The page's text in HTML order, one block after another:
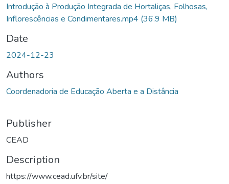
Introdução à Produção Integrada de Hortaliças, Folhosas,
Inflorescências e Condimentares.mp4 (36.9 MB)
Date
2024-12-23
Authors
Coordenadoria de Educação Aberta e a Distância
Publisher
CEAD
Description
https://www.cead.ufv.br/site/